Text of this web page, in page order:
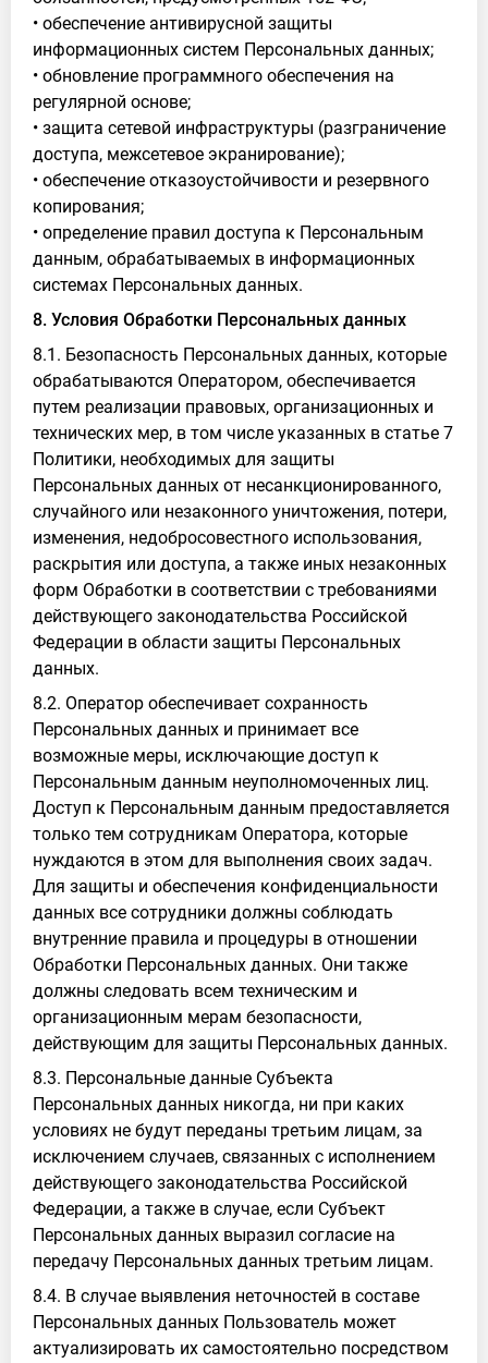
• обеспечение антивирусной защиты
информационных систем Персональных данных;
• обновление программного обеспечения на
регулярной основе;
• защита сетевой инфраструктуры (разграничение
доступа, межсетевое экранирование);
• обеспечение отказоустойчивости и резервного
копирования;
• определение правил доступа к Персональным
данным, обрабатываемых в информационных
системах Персональных данных.
8. Условия Обработки Персональных данных
8.1. Безопасность Персональных данных, которые
обрабатываются Оператором, обеспечивается
путем реализации правовых, организационных и
технических мер, в том числе указанных в статье 7
Политики, необходимых для защиты
Персональных данных от несанкционированного,
случайного или незаконного уничтожения, потери,
изменения, недобросовестного использования,
раскрытия или доступа, а также иных незаконных
форм Обработки в соответствии с требованиями
действующего законодательства Российской
Федерации в области защиты Персональных
данных.
8.2. Оператор обеспечивает сохранность
Персональных данных и принимает все
возможные меры, исключающие доступ к
Персональным данным неуполномоченных лиц.
Доступ к Персональным данным предоставляется
только тем сотрудникам Оператора, которые
нуждаются в этом для выполнения своих задач.
Для защиты и обеспечения конфиденциальности
данных все сотрудники должны соблюдать
внутренние правила и процедуры в отношении
Обработки Персональных данных. Они также
должны следовать всем техническим и
организационным мерам безопасности,
действующим для защиты Персональных данных.
8.3. Персональные данные Субъекта
Персональных данных никогда, ни при каких
условиях не будут переданы третьим лицам, за
исключением случаев, связанных с исполнением
действующего законодательства Российской
Федерации, а также в случае, если Субъект
Персональных данных выразил согласие на
передачу Персональных данных третьим лицам.
8.4. В случае выявления неточностей в составе
Персональных данных Пользователь может
актуализировать их самостоятельно посредством